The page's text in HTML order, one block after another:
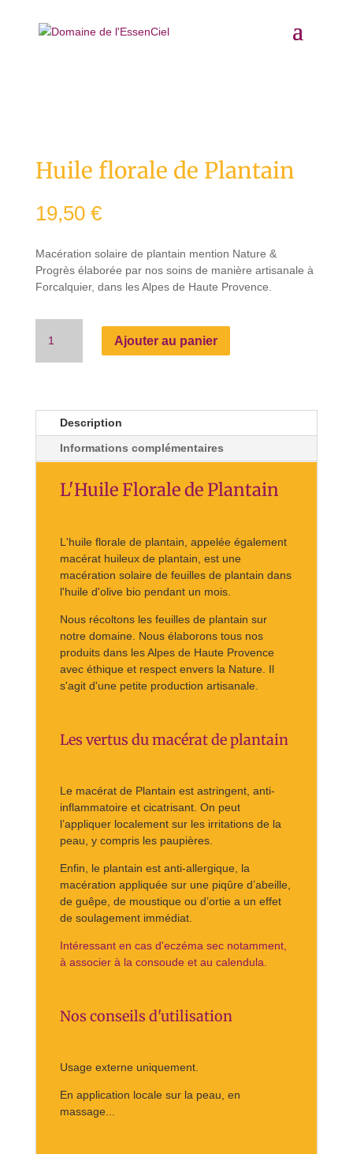
Huile florale de Plantain
19,50 €
Macération solaire de plantain mention Nature &
Progrès élaborée par nos soins de manière artisanale à
Forcalquier, dans les Alpes de Haute Provence.
Plantain
Ajouter au panier
Description
Informations complémentaires
L'Huile Florale de Plantain
L'huile florale de plantain, appelée également
macérat huileux de plantain, est une
macération solaire de feuilles de plantain dans
l'huile d'olive bio pendant un mois.
Nous récoltons les feuilles de plantain sur
notre domaine. Nous élaborons tous nos
produits dans les Alpes de Haute Provence
avec éthique et respect envers la Nature. Il
s'agit d'une petite production artisanale.
Les vertus du macérat de plantain
Le macérat de Plantain est astringent, anti-
inflammatoire et cicatrisant. On peut
l’appliquer localement sur les irritations de la
peau, y compris les paupières.
Enfin, le plantain est anti-allergique, la
macération appliquée sur une piqûre d’abeille,
de guêpe, de moustique ou d’ortie a un effet
de soulagement immédiat.
Intéressant en cas d'eczéma sec notamment,
à associer à la consoude et au calendula.
Nos conseils d'utilisation
Usage externe uniquement.
En application locale sur la peau, en
massage...